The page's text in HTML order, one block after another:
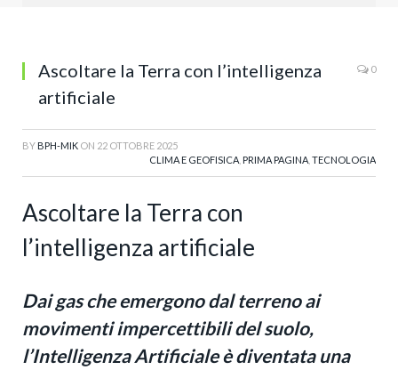
Ascoltare la Terra con l’intelligenza
artificiale
0
BY BPH-MIK ON 22 OTTOBRE 2025
CLIMA E GEOFISICA PRIMA PAGINA TECNOLOGIA
Ascoltare la Terra con
l’intelligenza artificiale
Dai gas che emergono dal terreno ai
movimenti impercettibili del suolo,
l’Intelligenza Artificiale è diventata una